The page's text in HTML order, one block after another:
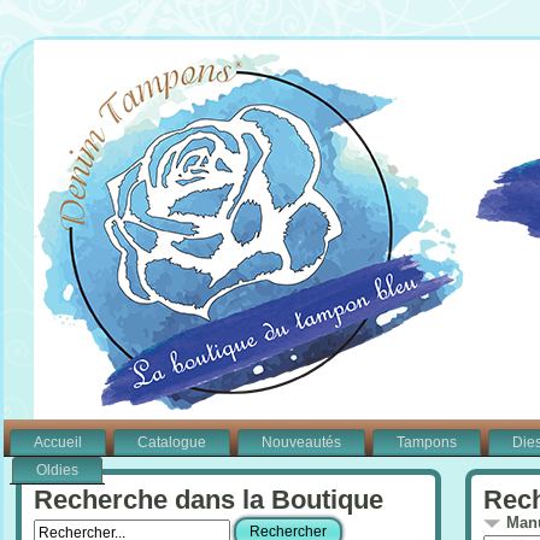
Accueil Catalogue Nouveautés Tampons
Oldies
Recherche dans la Boutique